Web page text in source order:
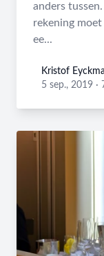
anders
rekening
ee...
Kristof
Kristof
5 sep., 2019 ·